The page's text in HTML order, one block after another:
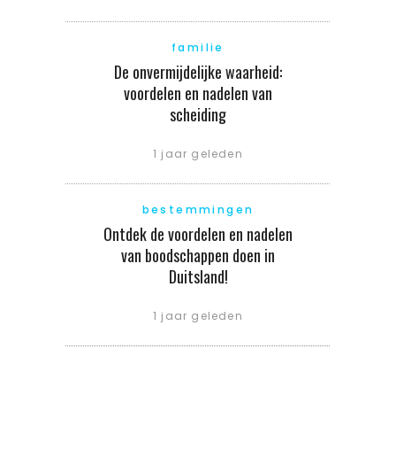
familie
De onvermijdelijke waarheid:
voordelen en nadelen van
scheiding
1 jaar geleden
bestemmingen
Ontdek de voordelen en nadelen
van boodschappen doen in
Duitsland!
1 jaar geleden